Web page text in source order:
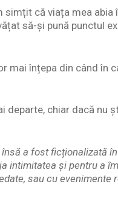
că viața mea abia
să-și pună punctul
mai înțepa din când în
departe, chiar dacă nu
a fost ficționalizată
intimitatea și pentru a
sau cu evenimente